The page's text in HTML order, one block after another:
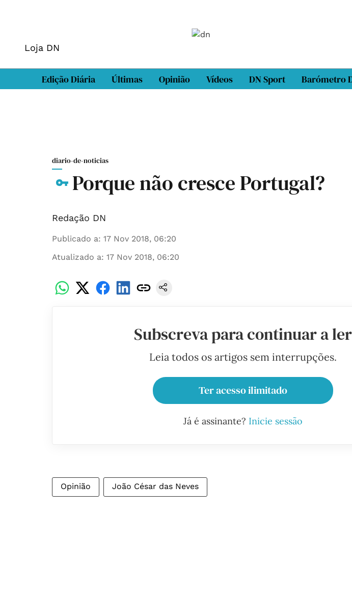
Loja DN
Edição Diária Últimas Opinião Vídeos DN Sport Barómetro
diario-de-noticias
Porque não cresce Portugal?
Redação DN
Publicado a: 17 Nov 2018, 06:20
Atualizado a: 17 Nov 2018, 06:20
Subscreva para continuar a ler
Leia todos os artigos sem interrupções.
Ter acesso ilimitado
Já é assinante? Inicie sessão
Opinião João César das Neves